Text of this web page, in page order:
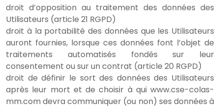
droit d’opposition au traitement des données des
Utilisateurs (article 21 RGPD)
droit à la portabilité des données que les Utilisateurs
auront fournies, lorsque ces données font l’objet de
traitements automatisés fondés sur leur
consentement ou sur un contrat (article 20 RGPD)
droit de définir le sort des données des Utilisateurs
après leur mort et de choisir à qui www.cse-colas-
mm.com devra communiquer (ou non) ses données à